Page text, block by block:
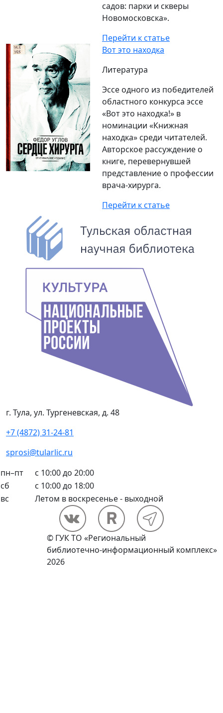
садов: парки и скверы
Новомосковска».
Перейти к статье
Вот это находка
Литература
Эссе одного из победителей
областного конкурса эссе
«Вот это находка!» в
номинации «Книжная
находка» среди читателей.
Авторское рассуждение о
книге, перевернувшей
представление о профессии
врача-хирурга.
Перейти к статье
г. Тула, ул. Тургеневская, д. 48
+7 (4872) 31-24-81
sprosi@tularlic.ru
пн–пт
с 10:00 до 20:00
сб
с 10:00 до 18:00
вс
Летом в воскресенье - выходной
© ГУК ТО «Региональный
библиотечно-информационный комплекс»
2026